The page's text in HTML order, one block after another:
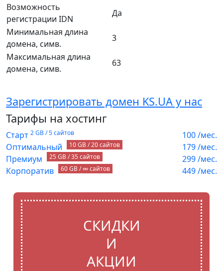
Возможность
регистрации IDN
Да
Минимальная длина
домена, симв.
3
Максимальная длина
домена, симв.
63
Зарегистрировать домен KS.UA у нас
Тарифы на хостинг
Старт 2 GB / 5 сайтов 100/мес.
Оптимальный
10 GB / 20 сайтов 179/мес.
Премиум
25 GB / 35 сайтов 299/мес.
Корпоратив
60 GB / ∞ сайтов 449/мес.
СКИДКИ
И
АКЦИИ